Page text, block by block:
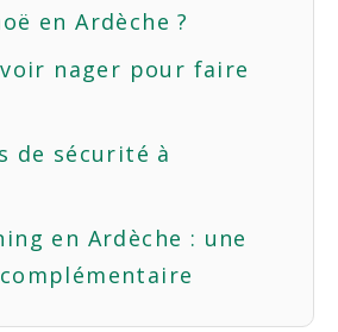
en Ardèche ?
nager pour faire
de sécurité à
en Ardèche : une